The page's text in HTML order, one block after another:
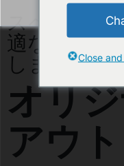
スペースと
適なレイア
します。
オリ
アウト
Close